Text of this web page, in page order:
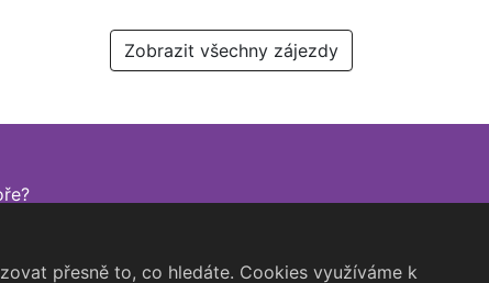
Zobrazit všechny zájezdy
přesně to, co hledáte. Cookies využíváme k